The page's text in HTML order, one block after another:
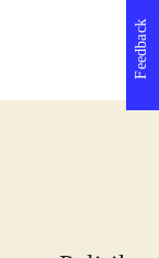
Feedback